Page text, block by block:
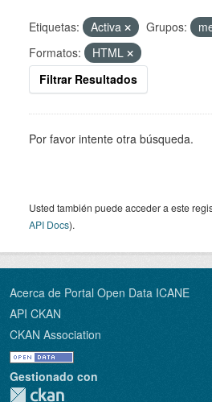
Etiquetas: Activa Grupos:
Formatos:
HTML
Filtrar Resultados
Por favor intente otra búsqueda.
Usted también puede acceder a este
API Docs).
Acerca de Portal Open Data ICANE
API CKAN
CKAN Association
Gestionado con